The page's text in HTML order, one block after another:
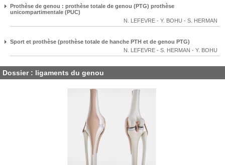
Prothèse de genou : prothèse totale de genou (PTG) prothèse
unicompartimentale (PUC)
N. LEFEVRE - Y. BOHU - S. HERMAN
Sport et prothèse (prothèse totale de hanche PTH et de genou PTG)
N. LEFEVRE - S. HERMAN - Y. BOHU
Dossier : ligaments du genou